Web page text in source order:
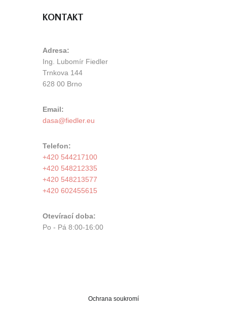
KONTAKT
Adresa:
Ing. Lubomír Fiedler
Trnkova 144
628 00 Brno
Email:
Telefon:
+420 544217100
+420 548212335
+420 548213577
+420 602455615
Otevírací doba:
Po - Pá 8:00-16:00
Ochrana soukromí